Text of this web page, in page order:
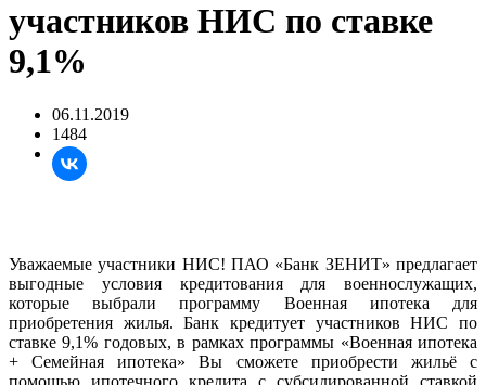
участников НИС по ставке
9,1%
06.11.2019
1484
Уважаемые участники НИС! ПАО «Банк ЗЕНИТ» предлагает
выгодные условия кредитования для военнослужащих,
которые выбрали программу Военная ипотека для
приобретения жилья. Банк кредитует участников НИС по
ставке 9,1% годовых, в рамках программы «Военная ипотека
+ Семейная ипотека» Вы сможете приобрести жильё с
помощью ипотечного кредита с субсидированной ставкой